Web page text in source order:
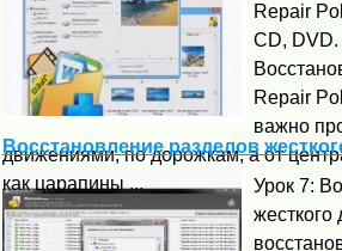
Repair
CD,
Repair
важно
движениями, по дорожкам, а от
как царапины ...
Восстановление разделов
Урок 7:
жесткого